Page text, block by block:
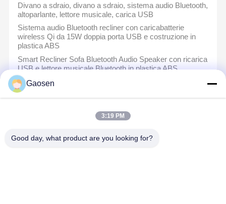
Divano a sdraio, divano a sdraio, sistema audio Bluetooth,
altoparlante, lettore musicale, carica USB
Sistema audio Bluetooth recliner con caricabatterie
wireless Qi da 15W doppia porta USB e costruzione in
plastica ABS
Smart Recliner Sofa Bluetooth Audio Speaker con ricarica
USB e lettore musicale Bluetooth in plastica ABS
Disegno integrato
Lampada da lettura elettrica regolabile per divano IP20
Gaosen
3:19 PM
Good day, what product are you looking for?